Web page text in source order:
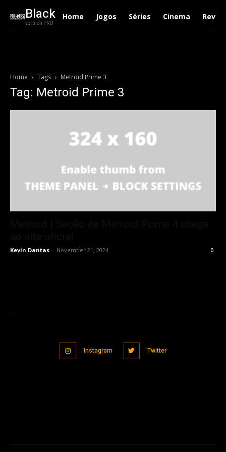
Black
version PRO
Home Jogos Séries Cinema
Home Tags Metroid Prime 3
Tag: Metroid Prime 3
Kevin Dantas - November 21, 2024 0
Instagram Twitter